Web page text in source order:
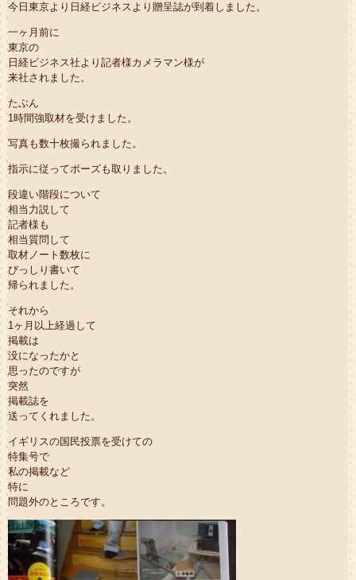
今日東京より日経ビジネスより贈呈誌が到着しました。
一ヶ月前に
東京の
日経ビジネス社より記者様カメラマン様が
来社されました。
たぶん
1時間強取材を受けました。
写真も数十枚撮られました。
指示に従ってポーズも取りました。
段違い階段について
相当力説して
記者様も
相当質問して
取材ノート数枚に
びっしり書いて
帰られました。
それから
1ヶ月以上経過して
掲載は
没になったかと
思ったのですが
突然
掲載誌を
送ってくれました。
イギリスの国民投票を受けての
特集号で
私の掲載など
特に
問題外のところです。